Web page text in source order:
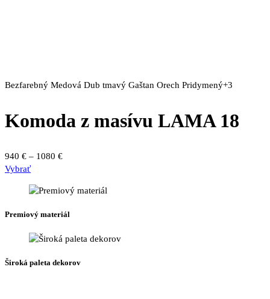
Bezfarebný Medová Dub tmavý Gaštan Orech Pridymený+3
Komoda z masívu LAMA 18
940 € – 1080 €Price
through
VybraťTento
má
variantov.
Možnosti
si
vybrať
Premiový materiál
Široká paleta dekorov